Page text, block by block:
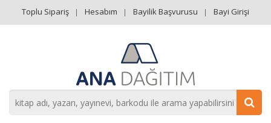
Toplu Sipariş Hesabım Bayilik Başvurusu Bayi Girişi